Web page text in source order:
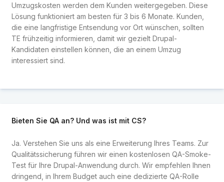
Umzugskosten werden dem Kunden weitergegeben. Diese
Lösung funktioniert am besten für 3 bis 6 Monate. Kunden,
die eine langfristige Entsendung vor Ort wünschen, sollten
TE frühzeitig informieren, damit wir gezielt Drupal-
Kandidaten einstellen können, die an einem Umzug
interessiert sind.
Bieten Sie QA an? Und was ist mit CS?
Ja. Verstehen Sie uns als eine Erweiterung Ihres Teams. Zur
Qualitätssicherung führen wir einen kostenlosen QA-Smoke-
Test für Ihre Drupal-Anwendung durch. Wir empfehlen Ihnen
dringend, in Ihrem Budget auch eine dedizierte QA-Rolle